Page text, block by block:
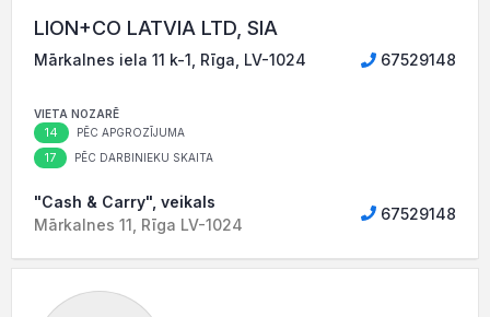
LION+CO LATVIA LTD, SIA
Mārkalnes iela 11 k-1, Rīga, LV-1024 67529148
VIETA NOZARĒ
14 PĒC APGROZĪJUMA
17 PĒC DARBINIEKU SKAITA
"Cash & Carry", veikals
Mārkalnes 11, Rīga LV-1024
67529148